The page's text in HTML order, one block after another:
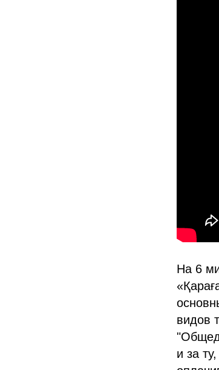
На 6
видов
и за